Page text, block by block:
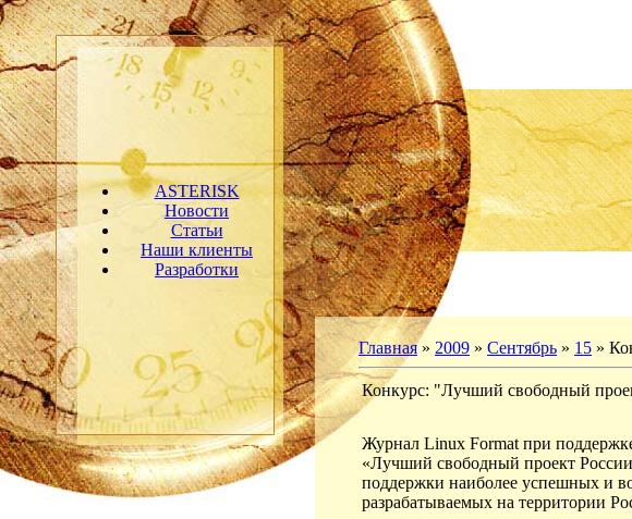
ASTERISK
Новости
Статьи
Наши клиенты
Разработки
Главная» 2009 » Сентябрь » 15 »
Конкурс: "Лучший свободный
Журнал Linux Format при
«Лучший свободный проект
поддержки наиболее успешных и
разрабатываемых на территории